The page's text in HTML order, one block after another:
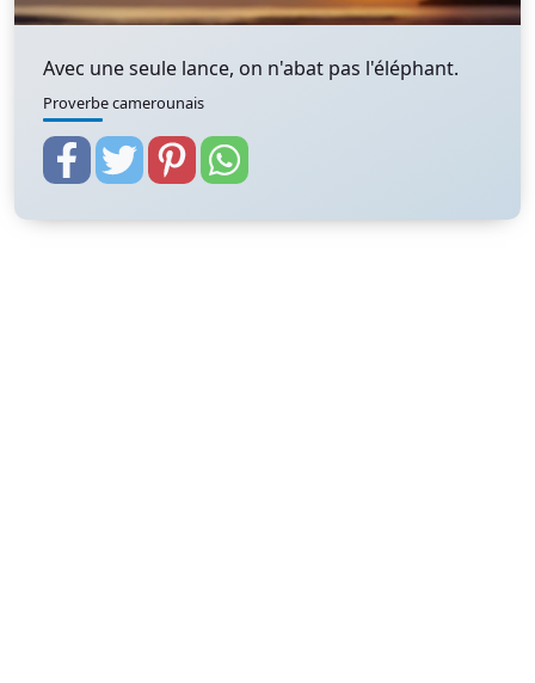
Avec une seule lance, on n'abat pas l'éléphant.
Proverbe camerounais